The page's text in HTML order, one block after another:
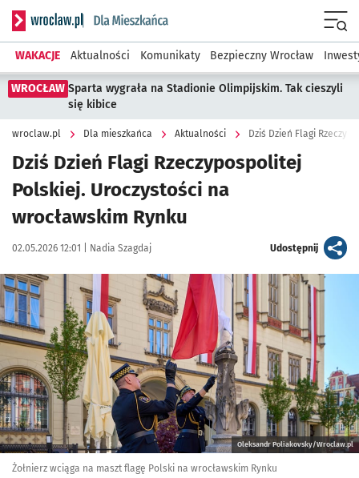
Serwis informacyjny wroclaw.pl podserwis: Dla mieszkańca
WAKACJE Aktualności Komunikaty Bezpieczny Wrocław
WROCŁAW Sparta wygrała na Stadionie Olimpijskim. Tak cieszyli
się kibice
wroclaw.pl Dla mieszkańca Aktualności Dziś Dzień Flagi
Dziś Dzień Flagi Rzeczypospolitej
Polskiej. Uroczystości na
wrocławskim Rynku
Data publikacji:
02.05.2026 12:01 | Autor:
Nadia Szagdaj Udostępnijartykuł
Kliknij, aby zobaczyć galerię
Oleksandr Poliakovsky/Wroclaw.pl
Żołnierz wciąga na maszt flagę Polski na wrocławskim Rynku